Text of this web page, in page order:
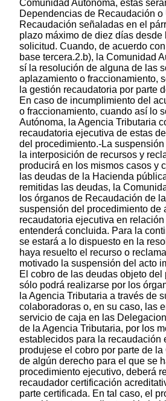
Comunidad Autónoma, éstas
Dependencias de Recaudación
Recaudación señaladas en el
plazo máximo de diez días desde
solicitud. Cuando, de acuerdo
base tercera.2.b), la Comunidad
sí la resolución de alguna de las
aplazamiento o fraccionamiento,
la gestión recaudatoria por parte
En caso de incumplimiento del
o fraccionamiento, cuando así lo
Autónoma, la Agencia Tributaria
recaudatoria ejecutiva de estas
del procedimiento.-La
la interposición de recursos y
producirá en los mismos casos y
las deudas de la Hacienda
remitidas las deudas, la
los órganos de Recaudación de
suspensión del procedimiento de
recaudatoria ejecutiva en
entenderá concluida. Para la
se estará a lo dispuesto en la
haya resuelto el recurso o
motivado la suspensión del acto
El cobro de las deudas objeto del
sólo podrá realizarse por los
la Agencia Tributaria a través de
colaboradoras o, en su caso, las
servicio de caja en las
de la Agencia Tributaria, por los
establecidos para la recaudación
produjese el cobro por parte de
de algún derecho para el que se
procedimiento ejecutivo, deberá
recaudador certificación
parte certificada. En tal caso, el